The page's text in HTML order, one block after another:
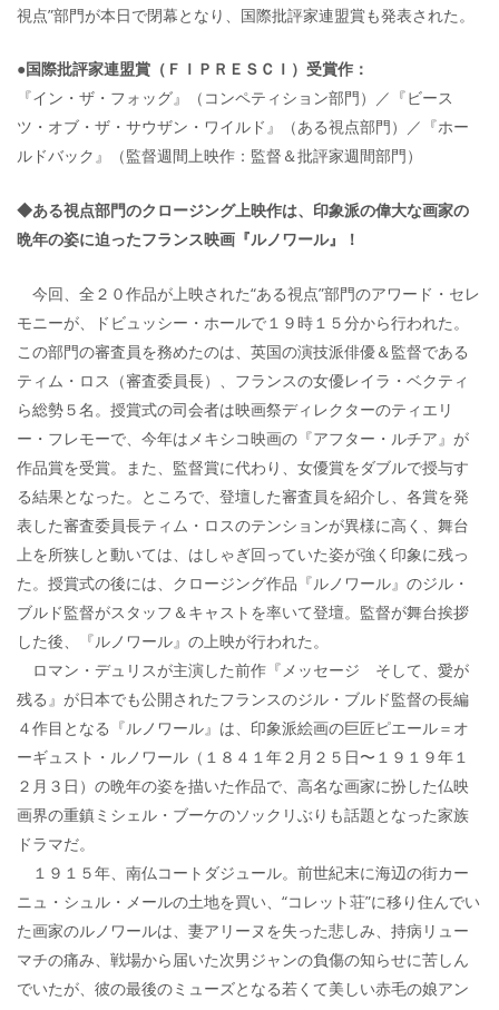
視点”部門が本日で閉幕となり、国際批評家連盟賞も発表された。
●国際批評家連盟賞（ＦＩＰＲＥＳＣＩ）受賞作：
『イン・ザ・フォッグ』（コンペティション部門）／『ビース
ツ・オブ・ザ・サウザン・ワイルド』（ある視点部門）／『ホー
ルドバック』（監督週間上映作：監督＆批評家週間部門）
◆ある視点部門のクロージング上映作は、印象派の偉大な画家の
晩年の姿に迫ったフランス映画『ルノワール』！
今回、全２０作品が上映された“ある視点”部門のアワード・セレ
モニーが、ドビュッシー・ホールで１９時１５分から行われた。
この部門の審査員を務めたのは、英国の演技派俳優＆監督である
ティム・ロス（審査委員長）、フランスの女優レイラ・ベクティ
ら総勢５名。授賞式の司会者は映画祭ディレクターのティエリ
ー・フレモーで、今年はメキシコ映画の『アフター・ルチア』が
作品賞を受賞。また、監督賞に代わり、女優賞をダブルで授与す
る結果となった。ところで、登壇した審査員を紹介し、各賞を発
表した審査委員長ティム・ロスのテンションが異様に高く、舞台
上を所狭しと動いては、はしゃぎ回っていた姿が強く印象に残っ
た。授賞式の後には、クロージング作品『ルノワール』のジル・
ブルド監督がスタッフ＆キャストを率いて登壇。監督が舞台挨拶
した後、『ルノワール』の上映が行われた。
ロマン・デュリスが主演した前作『メッセージ そして、愛が
残る』が日本でも公開されたフランスのジル・ブルド監督の長編
４作目となる『ルノワール』は、印象派絵画の巨匠ピエール＝オ
ーギュスト・ルノワール（１８４１年２月２５日〜１９１９年１
２月３日）の晩年の姿を描いた作品で、高名な画家に扮した仏映
画界の重鎮ミシェル・ブーケのソックリぶりも話題となった家族
ドラマだ。
１９１５年、南仏コートダジュール。前世紀末に海辺の街カー
ニュ・シュル・メールの土地を買い、“コレット荘”に移り住んでい
た画家のルノワールは、妻アリーヌを失った悲しみ、持病リュー
マチの痛み、戦場から届いた次男ジャンの負傷の知らせに苦しん
でいたが、彼の最後のミューズとなる若くて美しい赤毛の娘アン